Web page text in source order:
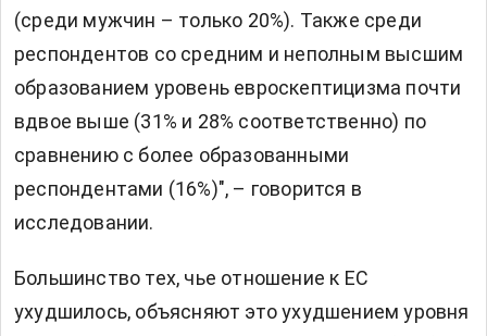
(среди мужчин – только 20%). Также среди
респондентов со средним и неполным высшим
образованием уровень евроскептицизма почти
вдвое выше (31% и 28% соответственно) по
сравнению с более образованными
респондентами (16%)", – говорится в
исследовании.
Большинство тех, чье отношение к ЕС
ухудшилось, объясняют это ухудшением уровня